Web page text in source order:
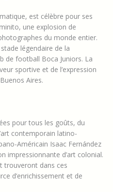
est célèbre pour ses
une explosion de
du monde entier.
légendaire de la
de football Boca Juniors. La
sportive et de l’expression
Aires.
pour tous les goûts, du
contemporain latino-
Américain Isaac Fernández
impressionnante d’art colonial.
trouveront dans ces
d’enrichissement et de